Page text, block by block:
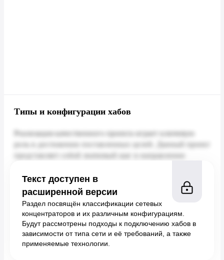
Типы и конфигурации хабов
Текст доступен в
расширенной версии
Раздел посвящён классификации сетевых
концентраторов и их различным конфигурациям.
Будут рассмотрены подходы к подключению хабов в
зависимости от типа сети и её требований, а также
применяемые технологии.